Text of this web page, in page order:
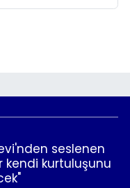
seslenen
kendi kurtuluşunu